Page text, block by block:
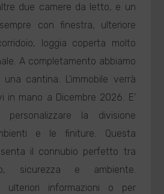
due camere da letto, e un
con finestra, ulteriore
loggia coperta molto
A completamento abbiamo
cantina. L'immobile verrà
in mano a Dicembre 2026. E'
personalizzare la divisione
e le finiture. Questa
il connubio perfetto tra
sicurezza e ambiente.
ulteriori informazioni o per